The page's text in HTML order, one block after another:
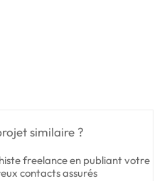
similaire ?
freelance en publiant votre
contacts assurés